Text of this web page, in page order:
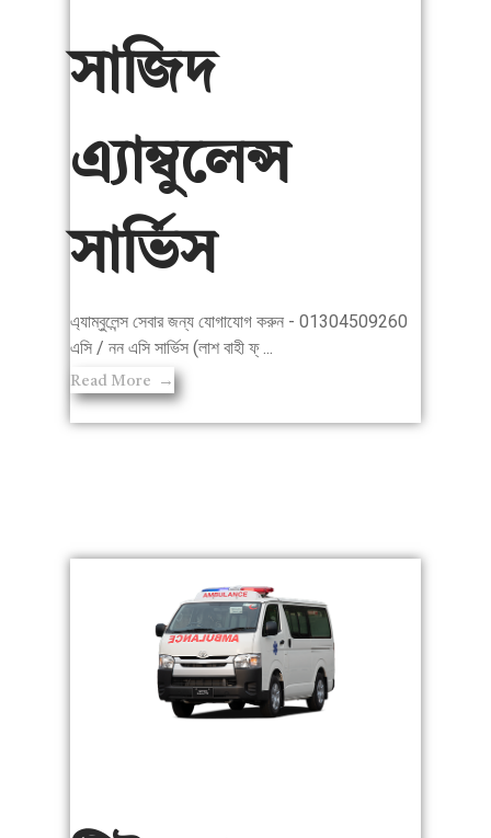
সাজিদ
এ্যাম্বুলেন্স
সার্ভিস
এ্যাম্বুলেন্স সেবার জন্য যোগাযোগ করুন - 01304509260
এসি / নন এসি সার্ভিস (লাশ বাহী ফ্ ...
Read More